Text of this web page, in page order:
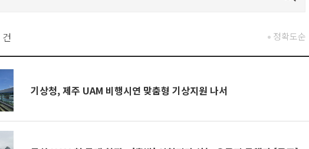
건 정확도순
기상청, 제주 UAM 비행시연 맞춤형 기상지원 나서